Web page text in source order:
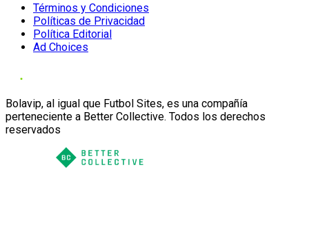
Términos y Condiciones
Políticas de Privacidad
Política Editorial
Ad Choices
Bolavip, al igual que Futbol Sites, es una compañía
perteneciente a Better Collective. Todos los derechos
reservados